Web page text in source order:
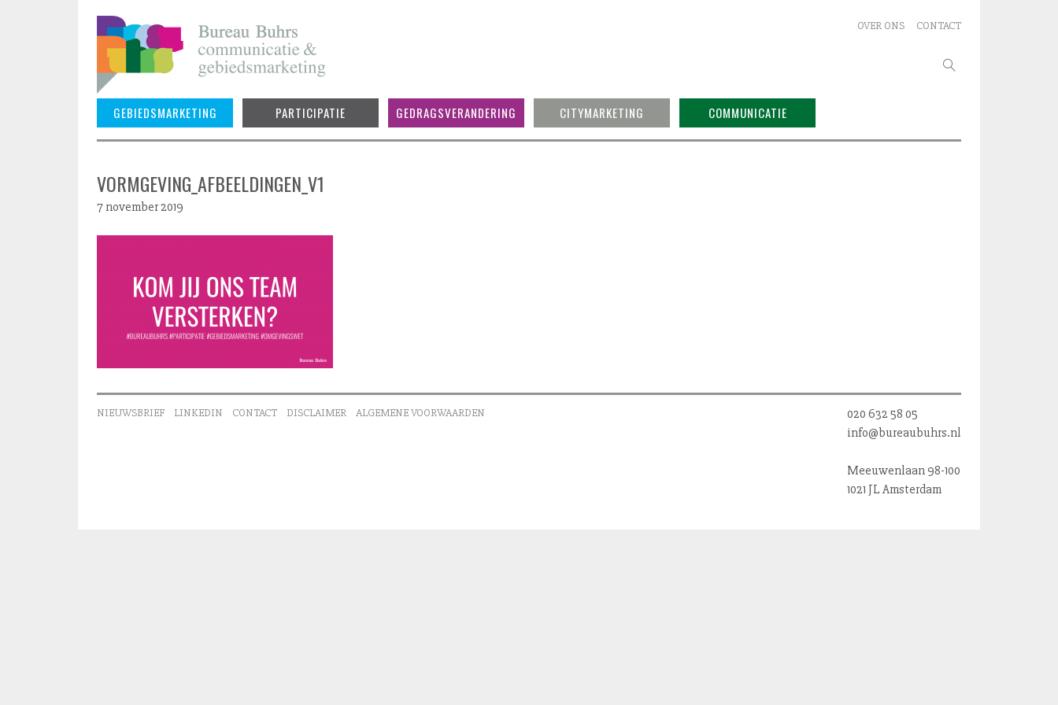
Skip
to
content
OVER ONS CONTACT
GEBIEDSMARKETING PARTICIPATIE GEDRAGSVERANDERING CITYMARKETING COMMUNICATIE
VORMGEVING_AFBEELDINGEN_V1
7 november 2019
020 632 58 05
info@bureaubuhrs.nl
Meeuwenlaan 98-100
1021 JL Amsterdam
NIEUWSBRIEF LINKEDIN CONTACT DISCLAIMER ALGEMENE VOORWAARDEN